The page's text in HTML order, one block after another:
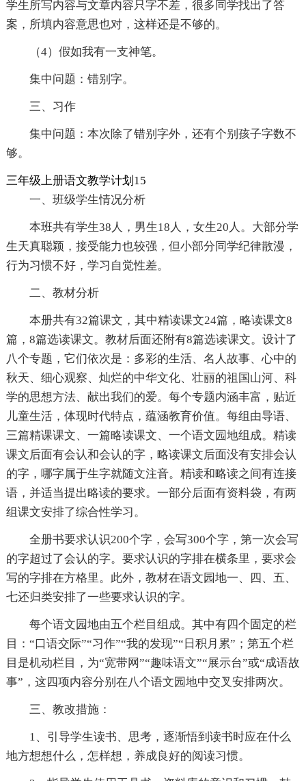
学生所写内容与文章内容只字不差，很多同学找出了答
案，所填内容意思也对，这样还是不够的。
（4）假如我有一支神笔。
集中问题：错别字。
三、习作
集中问题：本次除了错别字外，还有个别孩子字数不
够。
三年级上册语文教学计划15
一、班级学生情况分析
本班共有学生38人，男生18人，女生20人。大部分学
生天真聪颖，接受能力也较强，但小部分同学纪律散漫，
行为习惯不好，学习自觉性差。
二、教材分析
本册共有32篇课文，其中精读课文24篇，略读课文8
篇，8篇选读课文。教材后面还附有8篇选读课文。设计了
八个专题，它们依次是：多彩的生活、名人故事、心中的
秋天、细心观察、灿烂的中华文化、壮丽的祖国山河、科
学的思想方法、献出我们的爱。每个专题内涵丰富，贴近
儿童生活，体现时代特点，蕴涵教育价值。每组由导语、
三篇精课课文、一篇略读课文、一个语文园地组成。精读
课文后面有会认和会认的字，略读课文后面没有安排会认
的字，哪字属于生字就随文注音。精读和略读之间有连接
语，并适当提出略读的要求。一部分后面有资料袋，有两
组课文安排了综合性学习。
全册书要求认识200个字，会写300个字，第一次会写
的字超过了会认的字。要求认识的字排在横条里，要求会
写的字排在方格里。此外，教材在语文园地一、四、五、
七还归类安排了一些要求认识的字。
每个语文园地由五个栏目组成。其中有四个固定的栏
目：“口语交际”“习作”“我的发现”“日积月累”；第五个栏
目是机动栏目，为“宽带网”“趣味语文”“展示台”或“成语故
事”，这四项内容分别在八个语文园地中交叉安排两次。
三、教改措施：
1、引导学生读书、思考，逐渐悟到读书时应在什么
地方想想什么，怎样想，养成良好的阅读习惯。